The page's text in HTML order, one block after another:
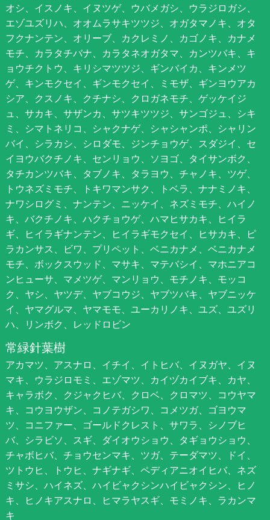
オシ、イスノキ、イヌツゲ、ウバメガシ、ウラジロガシ、
エゾユズリハ、オオムラサキツツジ、オガタマノキ、オタ
フクナンテン、オリーブ、カクレミノ、カゴノキ、カナメ
モチ、カラタチバナ、カラタネオガタマ、カンツバキ、キ
ョウチクトウ、キリシマツツジ、ギンバイカ、キンメツ
ゲ、キンモクセイ、ギンモクセイ、ミモザ、ギンヨウアカ
シア、クスノキ、クチナシ、クロガネモチ、ゲッケイジ
ュ、サカキ、サザンカ、サツキツツジ、サンゴジュ、シキ
ミ、シマトネリコ、シャクナゲ、シャシャンポ、シャリン
バイ、シラカシ、シロダモ、ジンチョウゲ、スダジイ、セ
イヨウバクチノキ、センリョウ、ソヨゴ、タイサンボク、
タチカンツバキ、タブノキ、タラヨウ、チャノキ、ツゲ、
トウネズミモチ、トキワマンサク、トベラ、ナナミノキ、
ナワシログミ、ナンテン、ニッケイ、ネズミモチ、ハイノ
キ、バクチノキ、ハクチョウゲ、ハマヒサカキ、ヒイラ
ギ、ヒイラギナンテン、ヒイラギモクセイ、ヒサカキ、ピ
ラカンサス、ビワ、プリペット、ベニカナメ、ベニカナメ
モチ、ボックスウッド、マサキ、マテバシイ、マホニアコ
ンヒューサ、マメツゲ、マンリョウ、モチノキ、モッコ
ク、ヤシ、ヤツデ、ヤブコウジ、ヤブツバキ、ヤブニッケ
イ、ヤマグルマ、ヤマモモ、ユーカリノキ、ユズ、ユズリ
ハ、リンボク、レッドロビン
常緑針葉樹
アカマツ、アスナロ、イチイ、イトヒバ、イヌガヤ、イヌ
マキ、ウラジロモミ、エゾマツ、カイヅカイブキ、カヤ、
キャラボク、クジャクヒバ、クロベ、クロマツ、コウヤマ
キ、コウヨウザン、コノテガシワ、コメツガ、ゴヨウマ
ツ、コニファー、ゴールドクレスト、サワラ、シノブヒ
バ、シラビソ、スギ、ダイオウショウ、タギョウショウ、
チャボヒバ、チョウセンマキ、ツガ、テーダマツ、ドイ、
ツトウヒ、トウヒ、ナギナギ、ペディアニオイヒバ、ネズ
ミサシ、ハイネズ、ハイビャクシンハイビャクシン、ヒノ
キ、ヒノキアスナロ、ヒマラヤスギ、モミノキ、ラカンマ
キ